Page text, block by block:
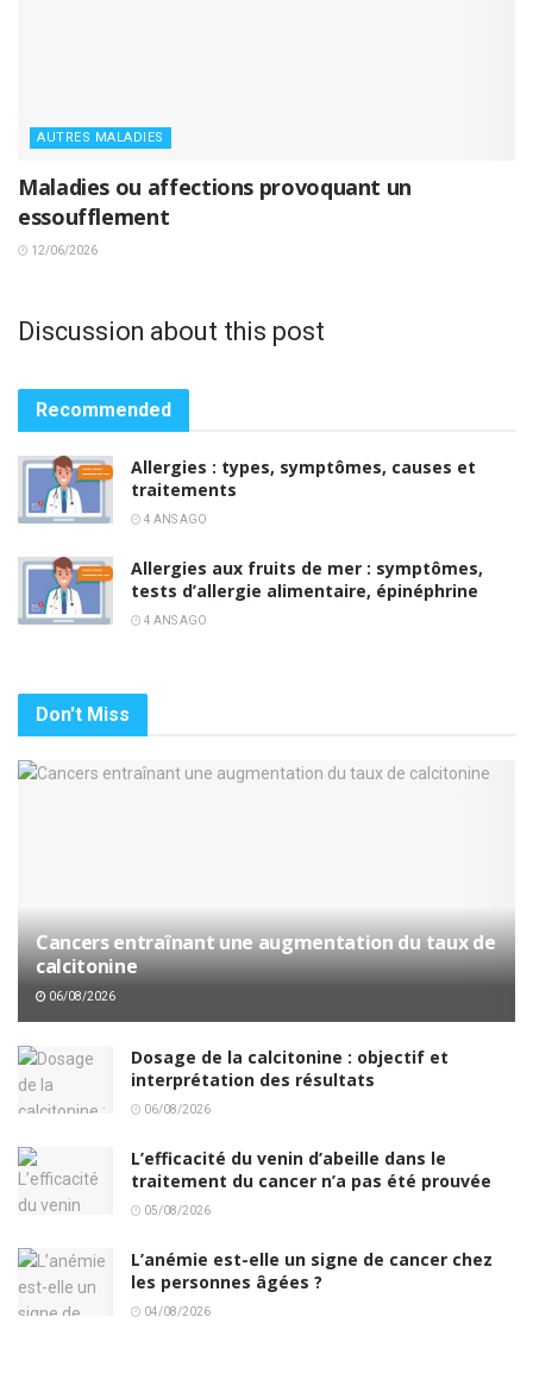
AUTRES MALADIES
Maladies ou affections provoquant un
essoufflement
12/06/2026
Discussion about this post
Recommended
Allergies : types, symptômes, causes et
traitements
4 ANS AGO
Allergies aux fruits de mer : symptômes,
tests d’allergie alimentaire, épinéphrine
4 ANS AGO
Don't Miss
Cancers entraînant une augmentation du taux de
calcitonine
06/08/2026
Dosage de la calcitonine : objectif et
interprétation des résultats
06/08/2026
L’efficacité du venin d’abeille dans le
traitement du cancer n’a pas été prouvée
05/08/2026
L’anémie est-elle un signe de cancer chez
les personnes âgées ?
04/08/2026